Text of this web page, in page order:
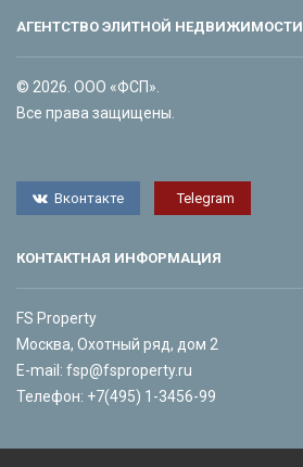
АГЕНТСТВО ЭЛИТНОЙ НЕДВИЖИМОСТИ
© 2026. ООО «ФСП».
Все права защищены.
Вконтакте Telegram
КОНТАКТНАЯ ИНФОРМАЦИЯ
FS Property
Москва, Охотный ряд, дом 2
E-mail: fsp@fsproperty.ru
Телефон: +7(495) 1-3456-99